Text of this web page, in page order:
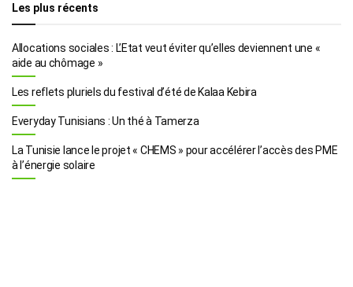
Les plus récents
Allocations sociales : L’Etat veut éviter qu’elles deviennent une «
aide au chômage »
Les reflets pluriels du festival d’été de Kalaa Kebira
Everyday Tunisians : Un thé à Tamerza
La Tunisie lance le projet « CHEMS » pour accélérer l’accès des PME
à l’énergie solaire